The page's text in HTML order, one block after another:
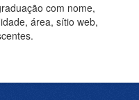
com nome,
área, sítio web,